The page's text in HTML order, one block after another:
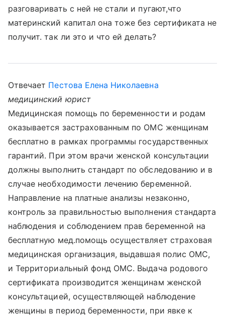
разговаривать с ней не стали и пугают,что
материнский капитал она тоже без сертификата не
получит. так ли это и что ей делать?
Отвечает Пестова Елена Николаевна
медицинский юрист
Медицинская помощь по беременности и родам
оказывается застрахованным по ОМС женщинам
бесплатно в рамках программы государственных
гарантий. При этом врачи женской консультации
должны выполнить стандарт по обследованию и в
случае необходимости лечению беременной.
Направление на платные анализы незаконно,
контроль за правильностью выполнения стандарта
наблюдения и соблюдением прав беременной на
бесплатную мед.помощь осуществляет страховая
медицинская организация, выдавшая полис ОМС,
и Территориальный фонд ОМС. Выдача родового
сертификата производится женщинам женской
консультацией, осуществляющей наблюдение
женщины в период беременности, при явке к